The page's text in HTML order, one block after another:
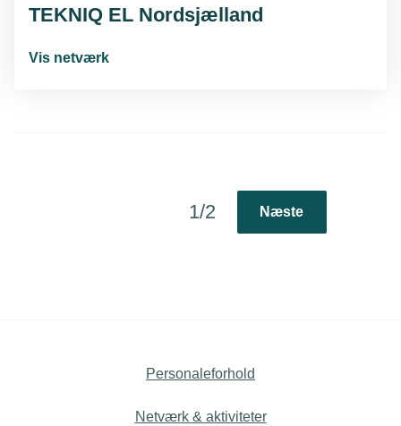
TEKNIQ EL Nordsjælland
Vis netværk
1/2 Næste
Personaleforhold
Netværk & aktiviteter